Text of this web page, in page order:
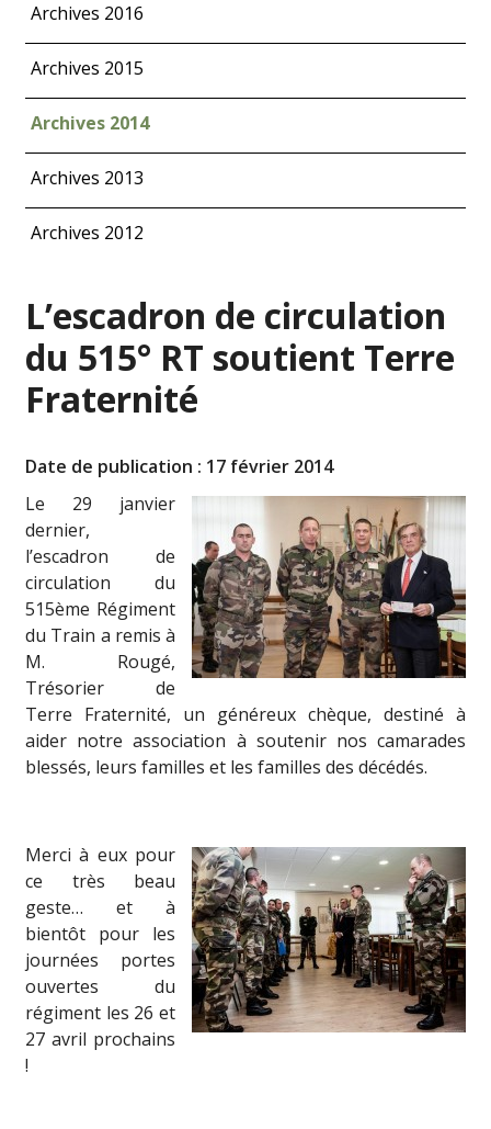
Archives 2016
Archives 2015
Archives 2014
Archives 2013
Archives 2012
L’escadron de circulation
du 515° RT soutient Terre
Fraternité
Date de publication : 17 février 2014
Le 29 janvier
dernier,
l’escadron de
circulation du
515ème Régiment
du Train a remis à
M. Rougé,
Trésorier de
Terre Fraternité, un généreux chèque, destiné à
aider notre association à soutenir nos camarades
blessés, leurs familles et les familles des décédés.
Merci à eux pour
ce très beau
geste… et à
bientôt pour les
journées portes
ouvertes du
régiment les 26 et
27 avril prochains
!